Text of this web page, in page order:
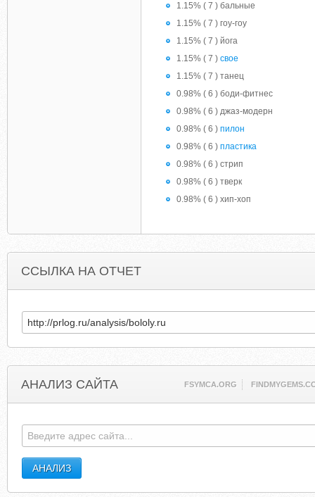
1.15% ( 7 ) бальные
1.15% ( 7 ) гоу-гоу
1.15% ( 7 ) йога
1.15% ( 7 ) свое
1.15% ( 7 ) танец
0.98% ( 6 ) боди-фитнес
0.98% ( 6 ) джаз-модерн
0.98% ( 6 ) пилон
0.98% ( 6 ) пластика
0.98% ( 6 ) стрип
0.98% ( 6 ) тверк
0.98% ( 6 ) хип-хоп
ССЫЛКА НА ОТЧЕТ
АНАЛИЗ САЙТА FSYMCA.ORG